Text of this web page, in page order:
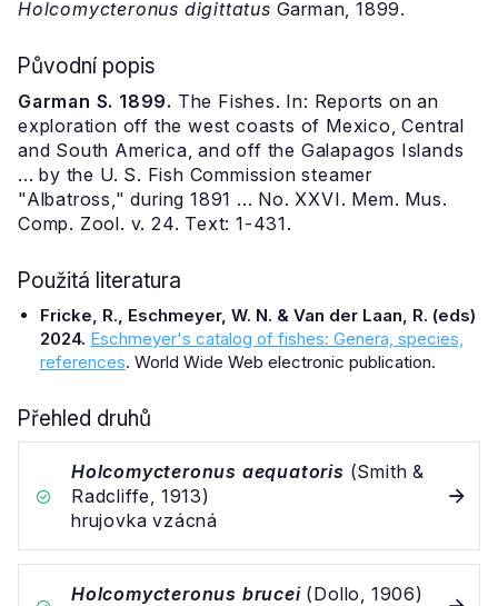
Holcomycteronus digittatus Garman, 1899.
Původní popis
Garman S. 1899. The Fishes. In: Reports on an
exploration off the west coasts of Mexico, Central
and South America, and off the Galapagos Islands
... by the U. S. Fish Commission steamer
"Albatross," during 1891 ... No. XXVI. Mem. Mus.
Comp. Zool. v. 24. Text: 1-431.
Použitá literatura
Fricke, R., Eschmeyer, W. N. & Van der Laan, R. (eds)
2024. Eschmeyer's catalog of fishes: Genera, species,
references. World Wide Web electronic publication.
Přehled druhů
Holcomycteronus aequatoris (Smith &
Radcliffe, 1913)
hrujovka vzácná
Holcomycteronus brucei(Dollo, 1906)